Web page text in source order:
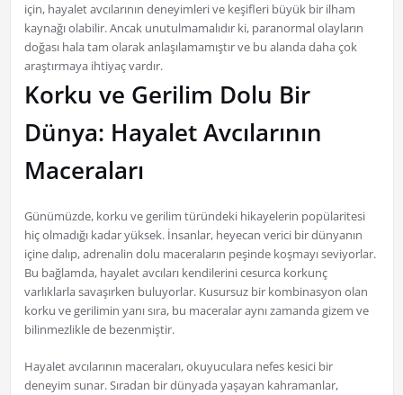
için, hayalet avcılarının deneyimleri ve keşifleri büyük bir ilham
kaynağı olabilir. Ancak unutulmamalıdır ki, paranormal olayların
doğası hala tam olarak anlaşılamamıştır ve bu alanda daha çok
araştırmaya ihtiyaç vardır.
Korku ve Gerilim Dolu Bir
Dünya: Hayalet Avcılarının
Maceraları
Günümüzde, korku ve gerilim türündeki hikayelerin popülaritesi
hiç olmadığı kadar yüksek. İnsanlar, heyecan verici bir dünyanın
içine dalıp, adrenalin dolu maceraların peşinde koşmayı seviyorlar.
Bu bağlamda, hayalet avcıları kendilerini cesurca korkunç
varlıklarla savaşırken buluyorlar. Kusursuz bir kombinasyon olan
korku ve gerilimin yanı sıra, bu maceralar aynı zamanda gizem ve
bilinmezlikle de bezenmiştir.
Hayalet avcılarının maceraları, okuyuculara nefes kesici bir
deneyim sunar. Sıradan bir dünyada yaşayan kahramanlar,